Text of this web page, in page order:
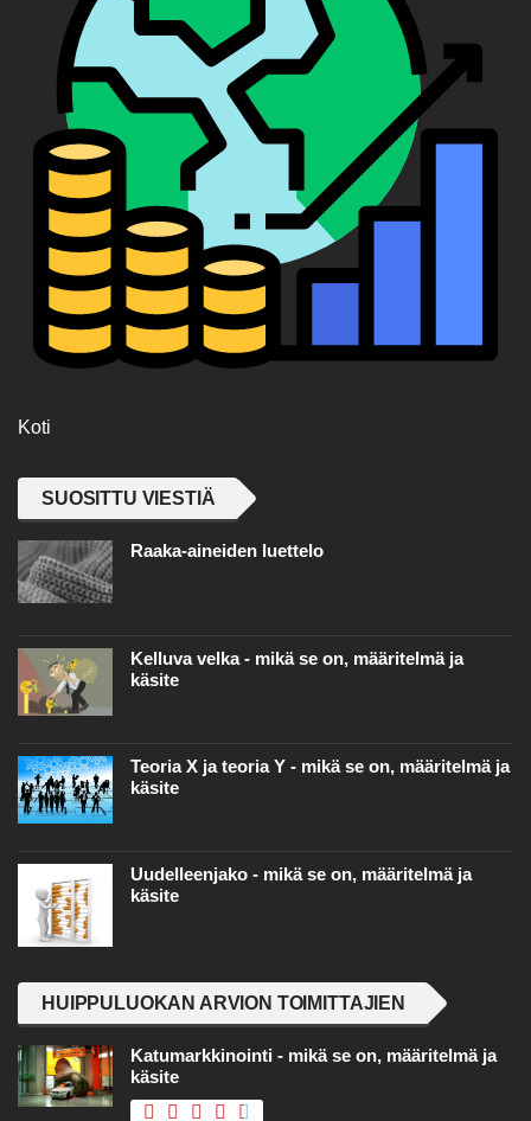
Koti
SUOSITTU VIESTIÄ
Raaka-aineiden luettelo
Kelluva velka - mikä se on, määritelmä ja
käsite
Teoria X ja teoria Y - mikä se on, määritelmä ja
käsite
Uudelleenjako - mikä se on, määritelmä ja
käsite
HUIPPULUOKAN ARVION TOIMITTAJIEN
Katumarkkinointi - mikä se on, määritelmä ja
käsite